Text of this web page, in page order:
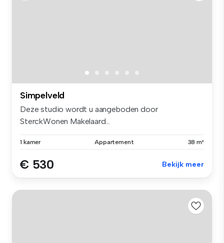
Simpelveld
Deze studio wordt u aangeboden door
SterckWonen Makelaard...
1 kamer Appartement 38 m²
€ 530 Bekijk meer